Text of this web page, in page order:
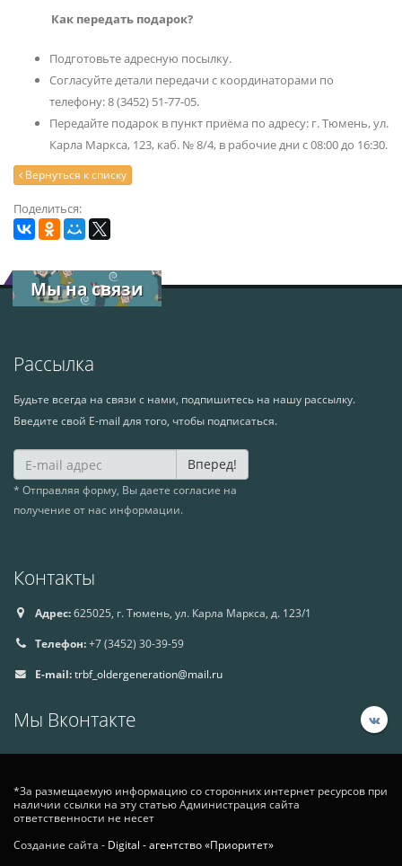
Как передать подарок?
Подготовьте адресную посылку.
Согласуйте детали передачи с координаторами по
телефону: 8 (3452) 51-77-05.
Передайте подарок в пункт приёма по адресу: г. Тюмень, ул.
Карла Маркса, 123, каб. № 8/4, в рабочие дни с 08:00 до 16:30.
Вернуться к списку
Поделиться:
Мы на связи
Рассылка
Будьте всегда на связи с нами, подпишитесь на нашу рассылку.
Введите свой E-mail для того, чтобы подписаться.
Вперед!
* Отправляя форму, Вы даете согласие на
получение от нас информации.
Контакты
Адрес:625025, г. Тюмень, ул. Карла Маркса, д. 123/1
Телефон:+7 (3452) 30-39-59
E-mail:trbf_oldergeneration@mail.ru
Мы Вконтакте
*За размещаемую информацию со сторонних интернет ресурсов при
наличии ссылки на эту статью Администрация сайта
ответственности не несет
Создание сайта - Digital - агентство «Приоритет»